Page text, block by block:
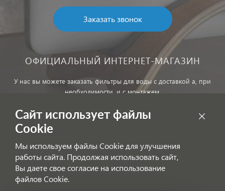
Заказать звонок
ОФИЦИАЛЬНЫЙ ИНТЕРНЕТ-МАГАЗИН
У нас вы можете заказать фильтры для воды с доставкой а, при
необходимости, и с монтажем.
офертой!
Согласие на получение информационных рассылок
Сайт использует файлы
Cookie
Мы используем файлы Cookie для улучшения
работы сайта. Продолжая использовать сайт,
Вы даете свое согласие на использование
файлов Cookie.